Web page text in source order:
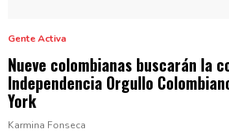
Gente Activa
Nueve colombianas buscarán la
Independencia Orgullo
York
Karmina Fonseca